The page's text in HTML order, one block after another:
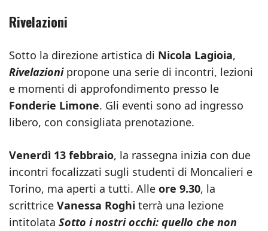
Rivelazioni
Sotto la direzione artistica di Nicola Lagioia,
Rivelazionipropone una serie di incontri, lezioni
e momenti di approfondimento presso le
Fonderie Limone. Gli eventi sono ad ingresso
libero, con consigliata prenotazione.
Venerdì 13 febbraio, la rassegna inizia con due
incontri focalizzati sugli studenti di Moncalieri e
Torino, ma aperti a tutti. Alle ore 9.30, la
scrittrice Vanessa Roghi terrà una lezione
intitolata Sotto i nostri occhi: quello che non